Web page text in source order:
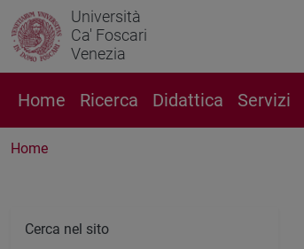
Università
Ca' Foscari
Venezia
Home Ricerca Didattica Servizi
Home
Cerca nel sito